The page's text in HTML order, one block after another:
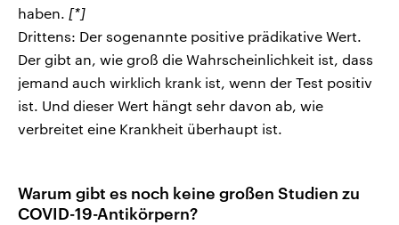
haben. [*]
Drittens: Der sogenannte positive prädikative Wert.
Der gibt an, wie groß die Wahrscheinlichkeit ist, dass
jemand auch wirklich krank ist, wenn der Test positiv
ist. Und dieser Wert hängt sehr davon ab, wie
verbreitet eine Krankheit überhaupt ist.
Warum gibt es noch keine großen Studien zu
COVID-19-Antikörpern?